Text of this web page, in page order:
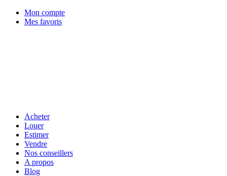
Mon compte
Mes favoris
Acheter
Louer
Estimer
Vendre
Nos conseillers
A propos
Blog